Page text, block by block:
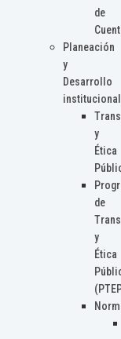
de
Planeación
y
Desarrollo
institucional
y
Ética
de
y
Ética